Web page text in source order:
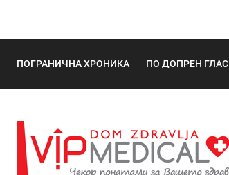
ПОГРАНИЧНА ХРОНИКА ПО ДОПРЕН ГЛАС